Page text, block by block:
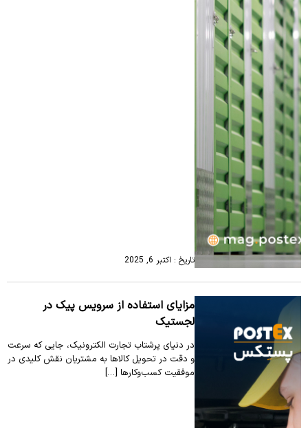
تاریخ : اکتبر 6, 2025
مزایای استفاده از سرویس پیک در
لجستیک
در دنیای پرشتاب تجارت الکترونیک، جایی که سرعت
و دقت در تحویل کالاها به مشتریان نقش کلیدی در
موفقیت کسب‌وکارها […]